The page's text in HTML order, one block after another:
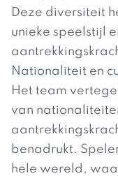
Deze diversiteit
unieke speelstijl
Nationaliteit en
Het team
van
benadrukt.
hele wereld,